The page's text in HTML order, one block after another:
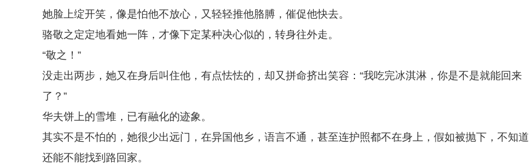
她脸上绽开笑，像是怕他不放心，又轻轻推他胳膊，催促他快去。
骆敬之定定地看她一阵，才像下定某种决心似的，转身往外走。
“敬之！”
没走出两步，她又在身后叫住他，有点怯怯的，却又拼命挤出笑容：“我吃完冰淇淋，你是不是就能回来
了？”
华夫饼上的雪堆，已有融化的迹象。
其实不是不怕的，她很少出远门，在异国他乡，语言不通，甚至连护照都不在身上，假如被抛下，不知道
还能不能找到路回家。